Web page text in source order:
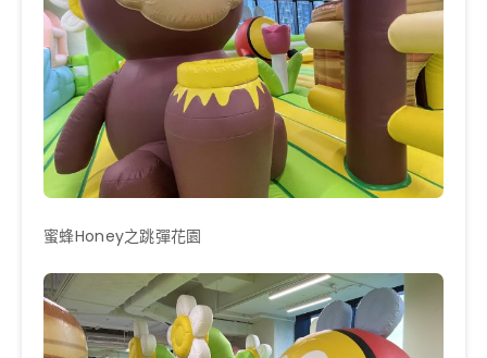
蜜蜂Honey之跳彈花園